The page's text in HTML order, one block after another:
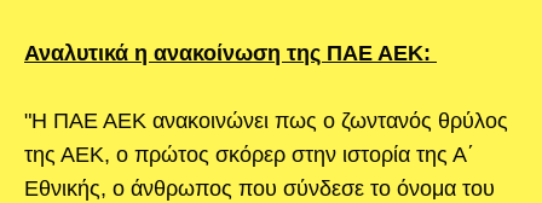
Αναλυτικά η ανακοίνωση της ΠΑΕ ΑΕΚ:
"Η ΠΑΕ ΑΕΚ ανακοινώνει πως ο ζωντανός θρύλος
της ΑΕΚ, ο πρώτος σκόρερ στην ιστορία της Α΄
Εθνικής, ο άνθρωπος που σύνδεσε το όνομα του